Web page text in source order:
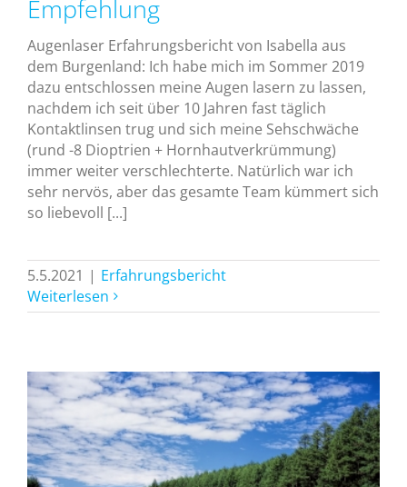
Empfehlung
Augenlaser Erfahrungsbericht von Isabella aus
dem Burgenland: Ich habe mich im Sommer 2019
dazu entschlossen meine Augen lasern zu lassen,
nachdem ich seit über 10 Jahren fast täglich
Kontaktlinsen trug und sich meine Sehschwäche
(rund -8 Dioptrien + Hornhautverkrümmung)
immer weiter verschlechterte. Natürlich war ich
sehr nervös, aber das gesamte Team kümmert sich
so liebevoll [...]
5.5.2021 | Erfahrungsbericht
Weiterlesen